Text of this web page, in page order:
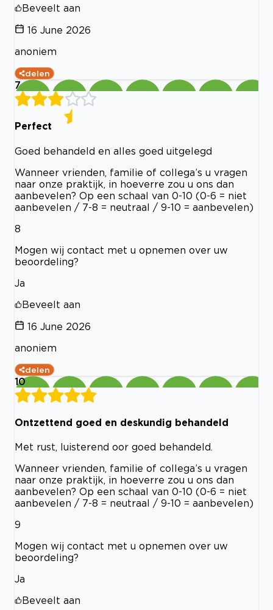
Beveelt aan
16 June 2026
anoniem
delen
7
Perfect
Goed behandeld en alles goed uitgelegd
Wanneer vrienden, familie of collega’s u vragen
naar onze praktijk, in hoeverre zou u ons dan
aanbevelen? Op een schaal van 0-10 (0-6 = niet
aanbevelen / 7-8 = neutraal / 9-10 = aanbevelen)
8
Mogen wij contact met u opnemen over uw
beoordeling?
Ja
Beveelt aan
16 June 2026
anoniem
delen
10
Ontzettend goed en deskundig behandeld
Met rust, luisterend oor goed behandeld.
Wanneer vrienden, familie of collega’s u vragen
naar onze praktijk, in hoeverre zou u ons dan
aanbevelen? Op een schaal van 0-10 (0-6 = niet
aanbevelen / 7-8 = neutraal / 9-10 = aanbevelen)
9
Mogen wij contact met u opnemen over uw
beoordeling?
Ja
Beveelt aan